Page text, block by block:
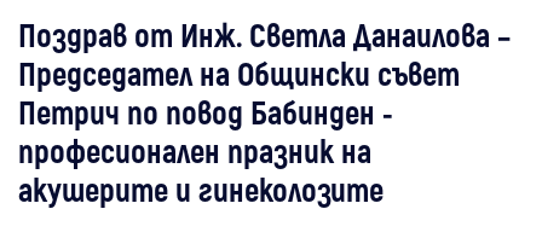
Поздрав от Инж. Светла Данаилова –
Председател на Общински съвет
Петрич по повод Бабинден -
професионален празник на
акушерите и гинеколозите